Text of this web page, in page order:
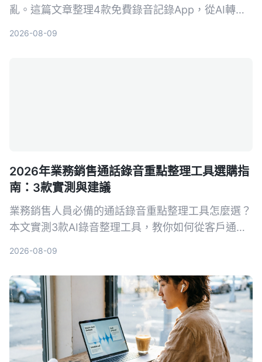
亂。這篇文章整理4款免費錄音記錄App，從AI轉文
2026-08-09
2026年業務銷售通話錄音重點整理工具選購指
南：3款實測與建議
業務銷售人員必備的通話錄音重點整理工具怎麼選？
本文實測3款AI錄音整理工具，教你如何從客戶通話
2026-08-09